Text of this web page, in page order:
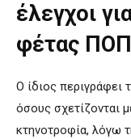
έλεγχοι
φέτας ΠΟΠ
Ο ίδιος περιγράφει
όσους σχετίζονται
κτηνοτροφία, λόγω